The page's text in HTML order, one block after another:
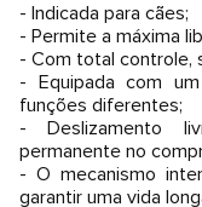
- Indicada para cães;
- Permite a máxima
- Com total controle,
- Equipada com
funções diferentes;
- Deslizamento
permanente no
- O mecanismo
garantir uma vida